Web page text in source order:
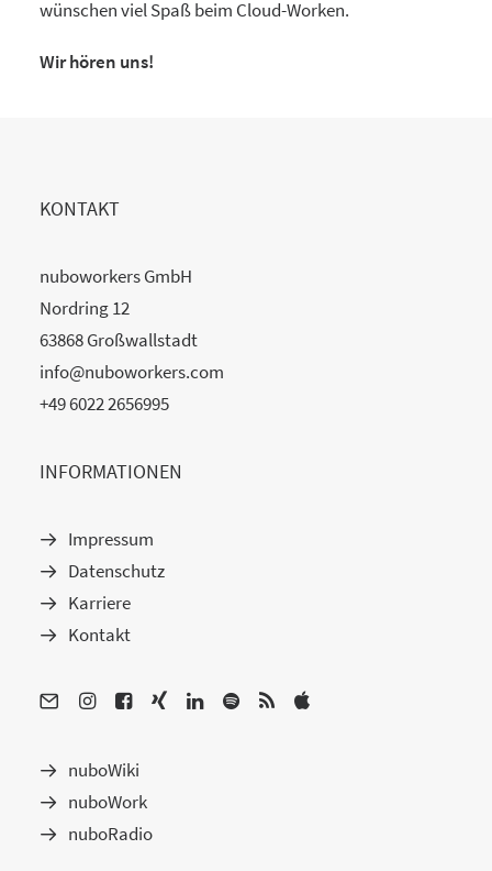
wünschen viel Spaß beim Cloud-Worken.
Wir hören uns!
KONTAKT
nuboworkers GmbH
Nordring 12
63868 Großwallstadt
info@nuboworkers.com
+49 6022 2656995
INFORMATIONEN
Impressum
Datenschutz
Karriere
Kontakt
nuboWiki
nuboWork
nuboRadio